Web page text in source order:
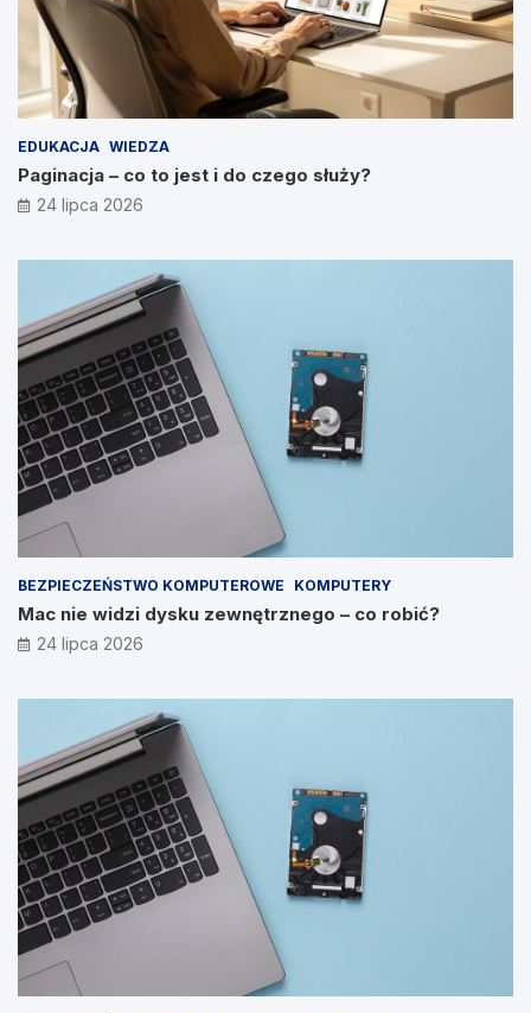
EDUKACJA WIEDZA
Paginacja – co to jest i do czego służy?
24 lipca 2026
BEZPIECZEŃSTWO KOMPUTEROWE KOMPUTERY
Mac nie widzi dysku zewnętrznego – co robić?
24 lipca 2026